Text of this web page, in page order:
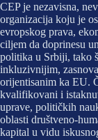
CEP je nezavisna,
organizacija koju je
evropskog prava,
ciljem da doprinesu
politika u Srbiji, tako
inkluzivnijim,
orijentisanim ka EU.
kvalifikovani i
uprave, političkih
oblasti društveno-
kapital u vidu